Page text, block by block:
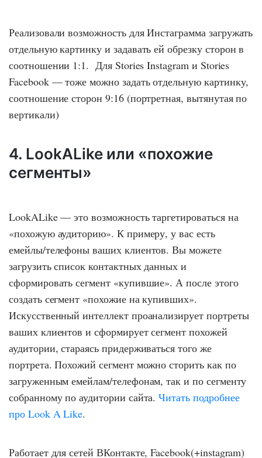
Реализовали возможность для Инстаграмма загружать
отдельную картинку и задавать ей обрезку сторон в
соотношении 1:1. Для Stories Instagram и Stories
Facebook — тоже можно задать отдельную картинку,
соотношение сторон 9:16 (портретная, вытянутая по
вертикали)
4. LookALike или «похожие
сегменты»
LookALike — это возможность таргетироваться на
«похожую аудиторию». К примеру, у вас есть
емейлы/телефоны ваших клиентов. Вы можете
загрузить список контактных данных и
сформировать сегмент «купившие». А после этого
создать сегмент «похожие на купивших».
Искусственный интеллект проанализирует портреты
ваших клиентов и сформирует сегмент похожей
аудитории, стараясь придерживаться того же
портрета. Похожий сегмент можно сторить как по
загруженным емейлам/телефонам, так и по сегменту
собранному по аудитории сайта.Читать подробнее
про Look A Like.
Работает для сетей ВКонтакте, Facebook(+instagram)